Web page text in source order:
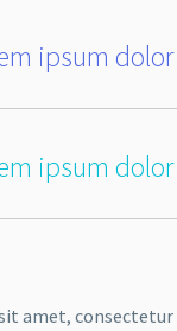
ipsum
ipsum
amet,